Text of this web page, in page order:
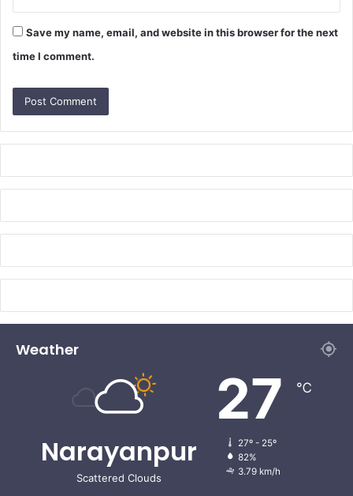
Save my name, email, and website in this browser for the next
time I comment.
Weather
Narayanpur
Scattered Clouds
27 ℃
27º - 25º
82%
3.79 km/h